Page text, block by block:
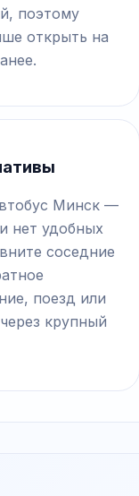
поэтому
открыть на
Минск —
нет удобных
соседние
поезд или
крупный